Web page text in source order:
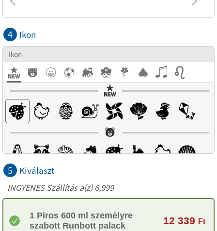
4 Ikon
Ikon
5 Kiválaszt
INGYENES Szállítás a(z) 6,999
1 Piros 600 ml személyre
szabott Runbott palack
12 339 Ft